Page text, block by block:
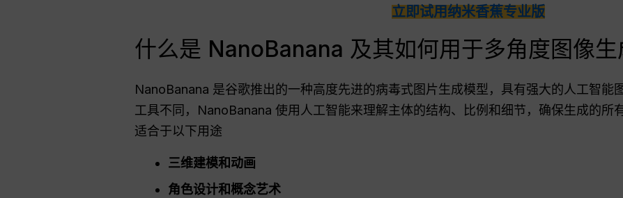
立即试用纳米香蕉专业版
什么是 NanoBanana 及其如何用于多角度图像生
NanoBanana 是谷歌推出的一种高度先进的病毒式图片生成模型，具有强大的人工智能
工具不同，NanoBanana 使用人工智能来理解主体的结构、比例和细节，确保生成的所
适合于以下用途
三维建模和动画
角色设计和概念艺术